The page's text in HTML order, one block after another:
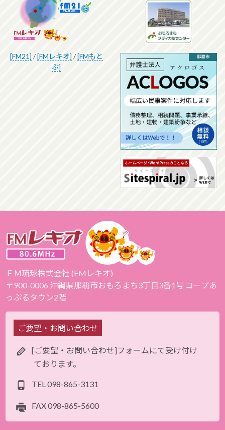
[FM21] /[FMレキオ] /[FMもと
ぶ]
ＦＭ琉球株式会社 (FMレキオ)
〒900-0006 沖縄県那覇市おもろまち3丁目3番1号 コープあ
っぷるタウン2階
ご要望・お問い合わせ
[ご要望・お問い合わせ]フォームにて受け付け
ております。
TEL098-865-3131
FAX098-865-5600